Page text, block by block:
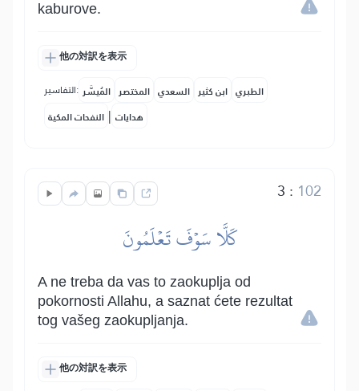
kaburove.
他の対訳を表示
التفاسير: المُيسَّر المختصر السعدي ابن كثير الطبري
النفحات المكية | هدايات
3 : 102
كَلَّا سَوۡفَ تَعۡلَمُونَ
A ne treba da vas to zaokuplja od
pokornosti Allahu, a saznat ćete rezultat
tog vašeg zaokupljanja.
他の対訳を表示